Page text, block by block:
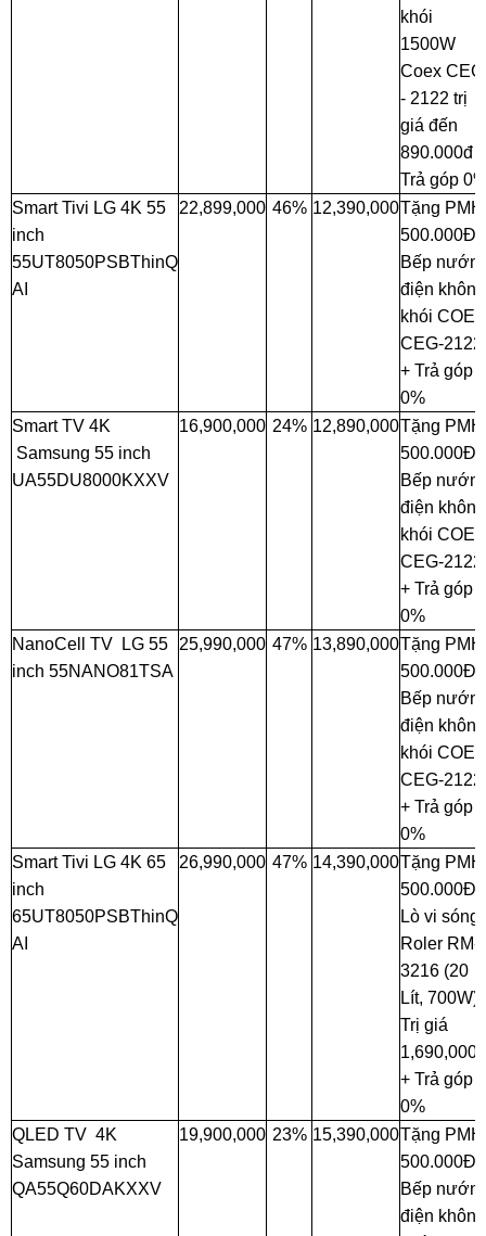
khói
1500W
Coex CEG
- 2122 trị
giá đến
890.000đ +
Trả góp
Smart Tivi LG 4K 55
inch
55UT8050PSBThinQ
AI
22,899,000 46% 12,390,000Tặng PMH
500.000Đ
Bếp
điện không
khói COEX
CEG-2122
+ Trả góp
0%
Smart TV 4K
Samsung 55 inch
UA55DU8000KXXV
16,900,000 24% 12,890,000Tặng PMH
500.000Đ
Bếp
điện không
khói COEX
CEG-2122
+ Trả góp
0%
NanoCell TV LG 55
inch 55NANO81TSA
25,990,000 47% 13,890,000Tặng PMH
500.000Đ
Bếp
điện không
khói COEX
CEG-2122
+ Trả góp
0%
Smart Tivi LG 4K 65
inch
65UT8050PSBThinQ
AI
26,990,000 47% 14,390,000Tặng PMH
500.000Đ
Lò vi sóng
Roler RM-
3216 (20
Lít, 700W)
Trị giá
+ Trả góp
0%
QLED TV 4K
Samsung 55 inch
QA55Q60DAKXXV
19,900,000 23% 15,390,000Tặng PMH
500.000Đ
Bếp
điện không